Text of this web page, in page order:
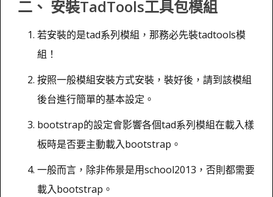
二、 安裝TadTools工具包模組
若安裝的是tad系列模組，那務必先裝tadtools模
組！
按照一般模組安裝方式安裝，裝好後，請到該模組
後台進行簡單的基本設定。
bootstrap的設定會影響各個tad系列模組在載入樣
板時是否要主動載入bootstrap。
一般而言，除非佈景是用school2013，否則都需要
載入bootstrap。